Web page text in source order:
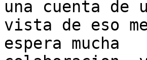
una cuenta de
vista de eso
espera mucha